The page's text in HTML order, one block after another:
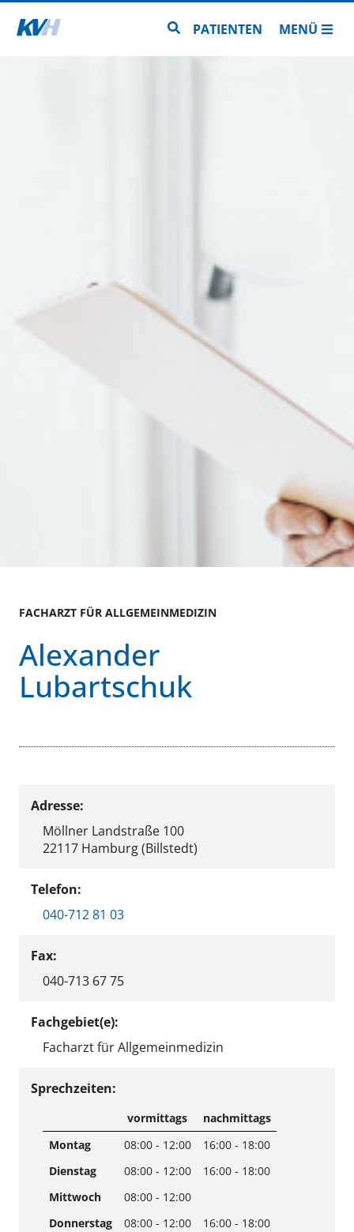
Zur Startseite Zur Seitensuche
PATIENTEN MENÜ
FACHARZT FÜR ALLGEMEINMEDIZIN
Alexander
Lubartschuk
Adresse:
Möllner Landstraße 100
22117 Hamburg (Billstedt)
Telefon:
040-712 81 03
Fax:
040-713 67 75
Fachgebiet(e):
Facharzt für Allgemeinmedizin
Sprechzeiten:
vormittags
nachmittags
Montag
08:00 - 12:00
16:00 - 18:00
Dienstag
08:00 - 12:00
16:00 - 18:00
Mittwoch
08:00 - 12:00
Donnerstag
08:00 - 12:00
16:00 - 18:00